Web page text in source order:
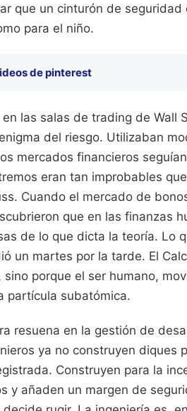
que un cinturón de
para el niño.
de pinterest
las salas de trading de Wall
del riesgo. Utilizaban
mercados financieros
eran tan improbables
Cuando el mercado de
que en las finanzas
de lo que dicta la teoría. Lo
un martes por la tarde. El
porque el ser humano,
partícula subatómica.
resuena en la gestión de
ya no construyen diques
Construyen para la
y añaden un margen de